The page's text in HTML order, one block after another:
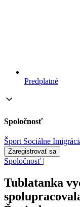
Predplatné
Spoločnosť
Šport Sociálne
Zaregistrovať sa
Spoločnosť |
Tublatanka